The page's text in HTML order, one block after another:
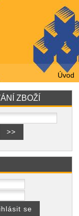
Úvod
ZBOŽÍ